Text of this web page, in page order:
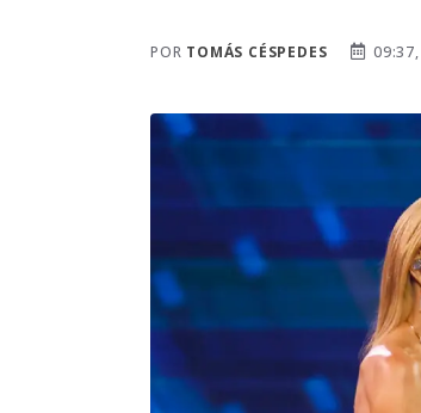
POR TOMÁS CÉSPEDES